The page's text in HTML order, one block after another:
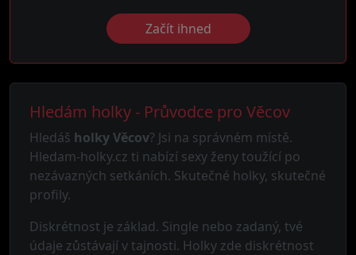
Začít ihned
Hledám holky - Průvodce pro Věcov
Hledáš holky Věcov? Jsi na správném místě.
Hledam-holky.cz ti nabízí sexy ženy toužící po
nezávazných setkáních. Skutečné holky, skutečné
profily.
Diskrétnost je základ. Single nebo zadaný, tvé
údaje zůstávají v tajnosti. Holky zde diskrétnost